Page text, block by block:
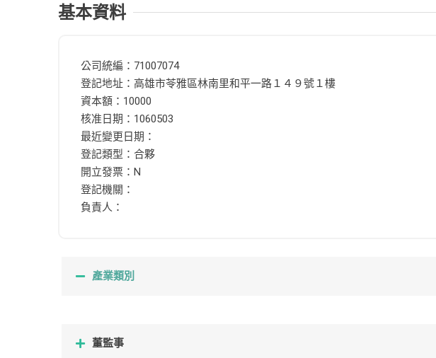
基本資料
公司統編：71007074
登記地址：高雄市苓雅區林南里和平一路１４９號１樓
資本額：10000
核准日期：1060503
最近變更日期：
登記類型：合夥
開立發票：N
登記機關：
負責人：
產業類別
董監事